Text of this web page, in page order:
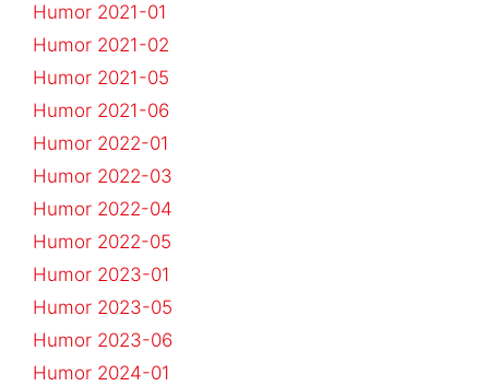
Humor 2021-01
Humor 2021-02
Humor 2021-05
Humor 2021-06
Humor 2022-01
Humor 2022-03
Humor 2022-04
Humor 2022-05
Humor 2023-01
Humor 2023-05
Humor 2023-06
Humor 2024-01